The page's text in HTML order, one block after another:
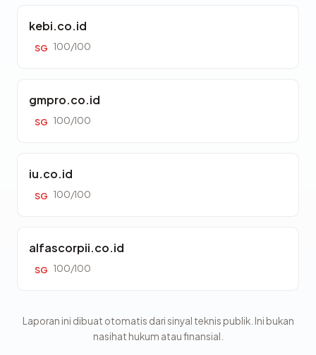
kebi.co.id
SG 100/100
gmpro.co.id
SG 100/100
iu.co.id
SG 100/100
alfascorpii.co.id
SG 100/100
Laporan ini dibuat otomatis dari sinyal teknis publik. Ini bukan
nasihat hukum atau finansial.